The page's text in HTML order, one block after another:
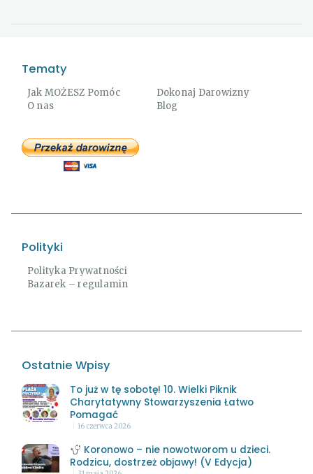
Tematy
Jak MOŻESZ Pomóc
Dokonaj Darowizny
O nas
Blog
Polityki
Polityka Prywatności
Bazarek – regulamin
Ostatnie Wpisy
To już w tę sobotę! 10. Wielki Piknik
Charytatywny Stowarzyszenia Łatwo
Pomagać
16 czerwca 2026
Koronowo – nie nowotworom u dzieci.
Rodzicu, dostrzeż objawy! (V Edycja)